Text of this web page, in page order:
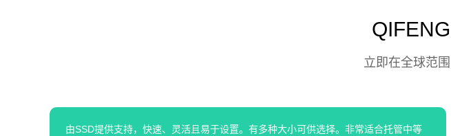
立即在全球范
由SSD提供支持，快速、灵活且易于设置。有多种大小可供选择。非常适合托管中等